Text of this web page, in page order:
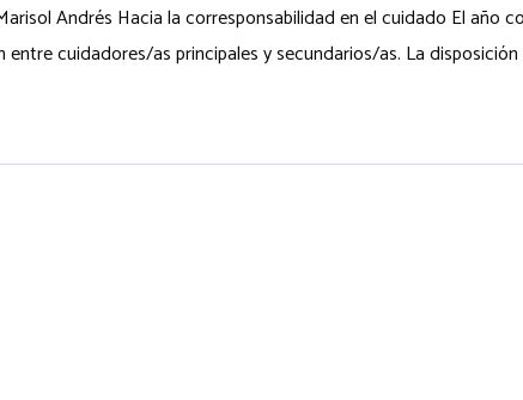
Andrés Hacia la corresponsabilidad en el cuidado El año
cuidadores/as principales y secundarios/as. La disposición